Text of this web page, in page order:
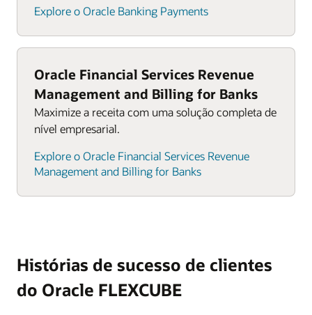
Explore o Oracle Banking Payments
Oracle Financial Services Revenue
Management and Billing for Banks
Maximize a receita com uma solução completa de
nível empresarial.
Explore o Oracle Financial Services Revenue
Management and Billing for Banks
Histórias de sucesso de clientes
do Oracle FLEXCUBE